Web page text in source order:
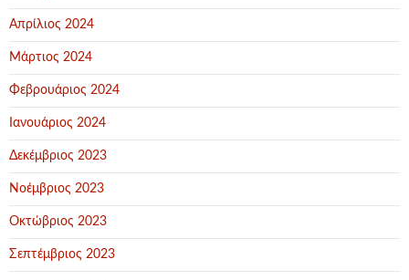
Απρίλιος 2024
Μάρτιος 2024
Φεβρουάριος 2024
Ιανουάριος 2024
Δεκέμβριος 2023
Νοέμβριος 2023
Οκτώβριος 2023
Σεπτέμβριος 2023